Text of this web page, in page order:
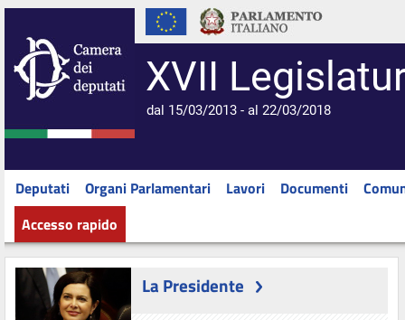
XVII
dal 15/03/2013 - al 22/03/2018
Deputati Organi Parlamentari Lavori Documenti
Accesso rapido
La Presidente